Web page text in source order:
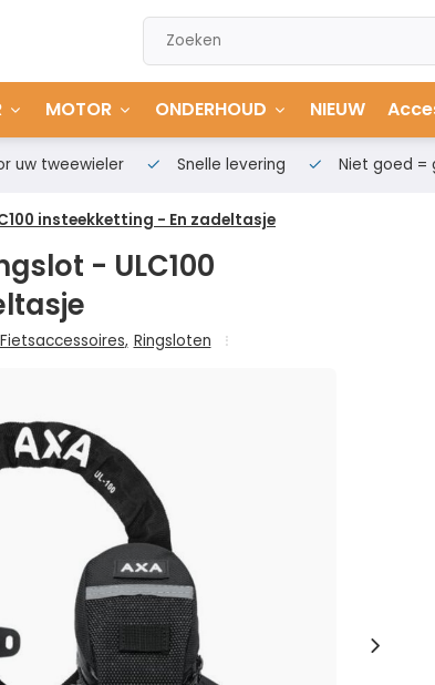
MOTOR ONDERHOUD NIEUW
uw tweewieler Snelle levering Niet goed =
insteekketting - En zadeltasje
- ULC100
Fietsaccessoires, Ringsloten